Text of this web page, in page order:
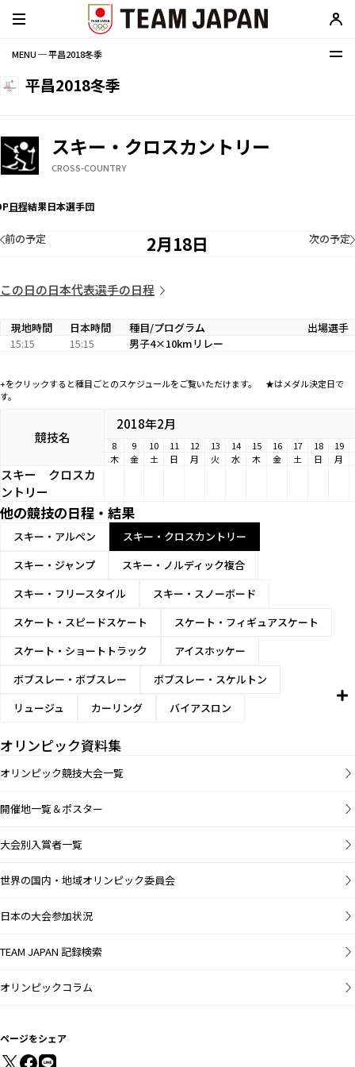
MENU ─ 平昌2018冬季
平昌2018冬季
スキー・クロスカントリー
CROSS-COUNTRY
日程結果日本選手団
2月18日
前の予定 次の予定
この日の日本代表選手の日程
現地時間 日本時間 種目/プログラム
出場選手
15:15
15:15 男子4×10kmリレー
+をクリックすると種目ごとのスケジュールをご覧いただけます。 ★はメダル決定日で
す。
競技名
2018年2月
8 9 10 11 12 13 14 15 16 17 18 19
木
金 土 日 月 火 水 木 金 土 日 月
スキー クロスカ
ントリー
他の競技の日程・結果
スキー・アルペン
スキー・クロスカントリー
スキー・ジャンプ
スキー・ノルディック複合
スキー・フリースタイル
スキー・スノーボード
スケート・スピードスケート
スケート・フィギュアスケート
スケート・ショートトラック
アイスホッケー
ボブスレー・ボブスレー
ボブスレー・スケルトン
リュージュ
カーリング バイアスロン
オリンピック資料集
オリンピック競技大会一覧
開催地一覧＆ポスター
大会別入賞者一覧
世界の国内・地域オリンピック委員会
日本の大会参加状況
TEAM JAPAN 記録検索
オリンピックコラム
ページをシェア